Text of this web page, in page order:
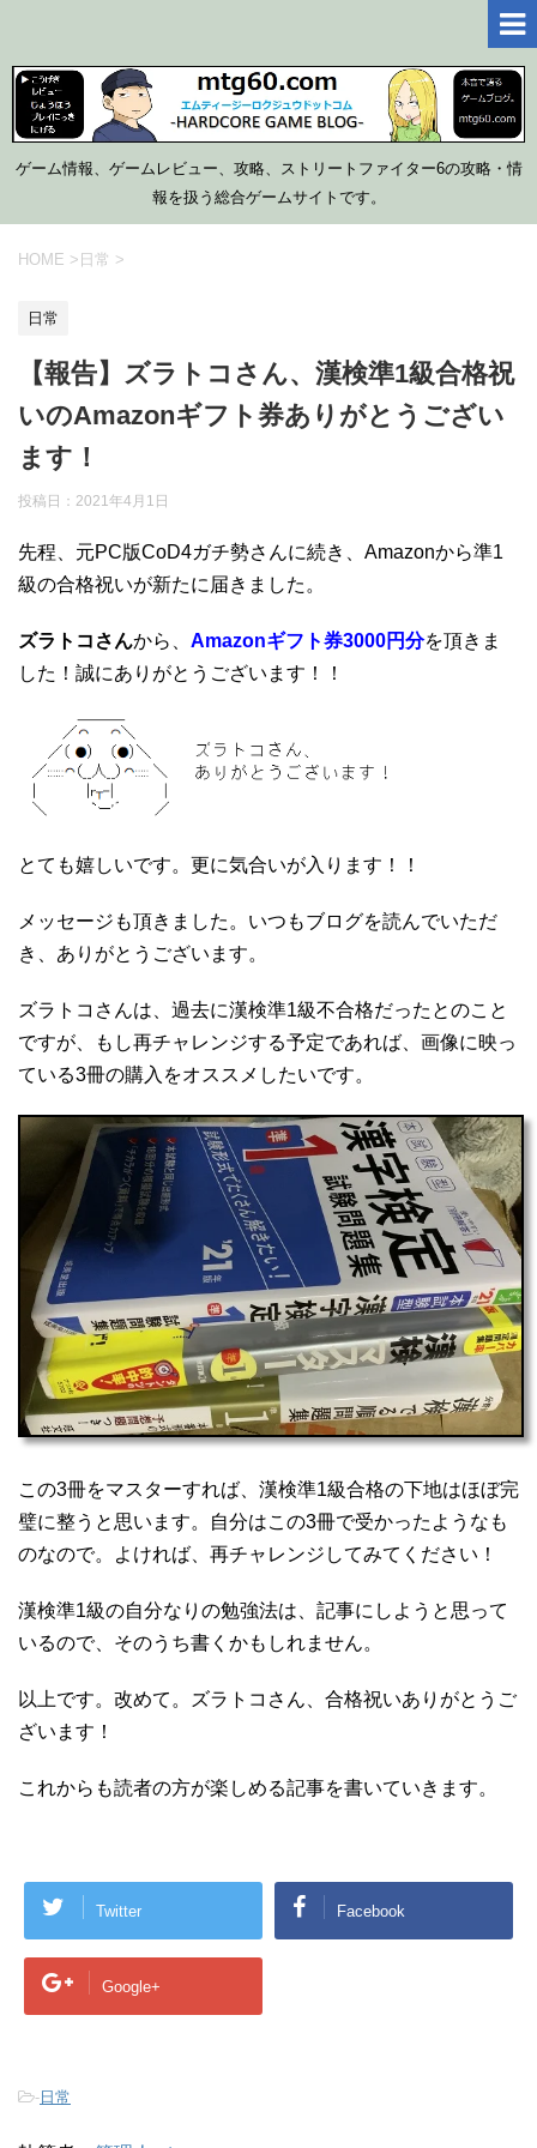
ゲーム情報、ゲームレビュー、攻略、ストリートファイター6の攻略・情
報を扱う総合ゲームサイトです。
HOME > 日常 >
日常
【報告】ズラトコさん、漢検準1級合格祝
いのAmazonギフト券ありがとうござい
ます！
投稿日： 2021年4月1日
先程、元PC版CoD4ガチ勢さんに続き、Amazonから準1
級の合格祝いが新たに届きました。
ズラトコさんから、 Amazonギフト券3000円分を頂きま
した！誠にありがとうございます！！
とても嬉しいです。更に気合いが入ります！！
メッセージも頂きました。いつもブログを読んでいただ
き、ありがとうございます。
ズラトコさんは、過去に漢検準1級不合格だったとのこと
ですが、もし再チャレンジする予定であれば、画像に映っ
ている3冊の購入をオススメしたいです。
この3冊をマスターすれば、漢検準1級合格の下地はほぼ完
璧に整うと思います。自分はこの3冊で受かったようなも
のなので。よければ、再チャレンジしてみてください！
漢検準1級の自分なりの勉強法は、記事にしようと思って
いるので、そのうち書くかもしれません。
以上です。改めて。ズラトコさん、合格祝いありがとうご
ざいます！
これからも読者の方が楽しめる記事を書いていきます。
Twitter Facebook
Google+
- 日常